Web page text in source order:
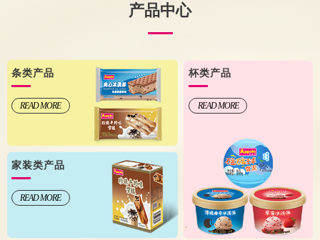
产品中心
条类产品
READ MORE
杯类产品
READ MORE
家装类产品
READ MORE